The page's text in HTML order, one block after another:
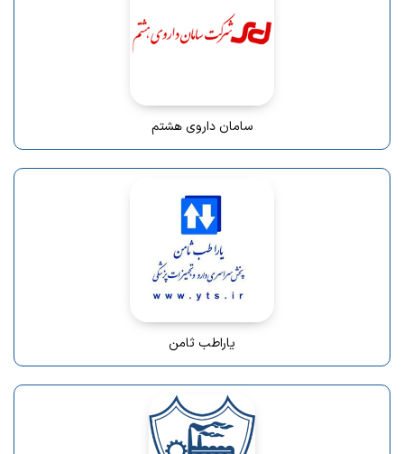
سامان داروی هشتم
یاراطب ثامن